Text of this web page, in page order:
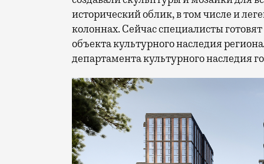
исторический облик, в том числе и
колоннах. Сейчас специалисты
объекта культурного наследия
департамента культурного наследия